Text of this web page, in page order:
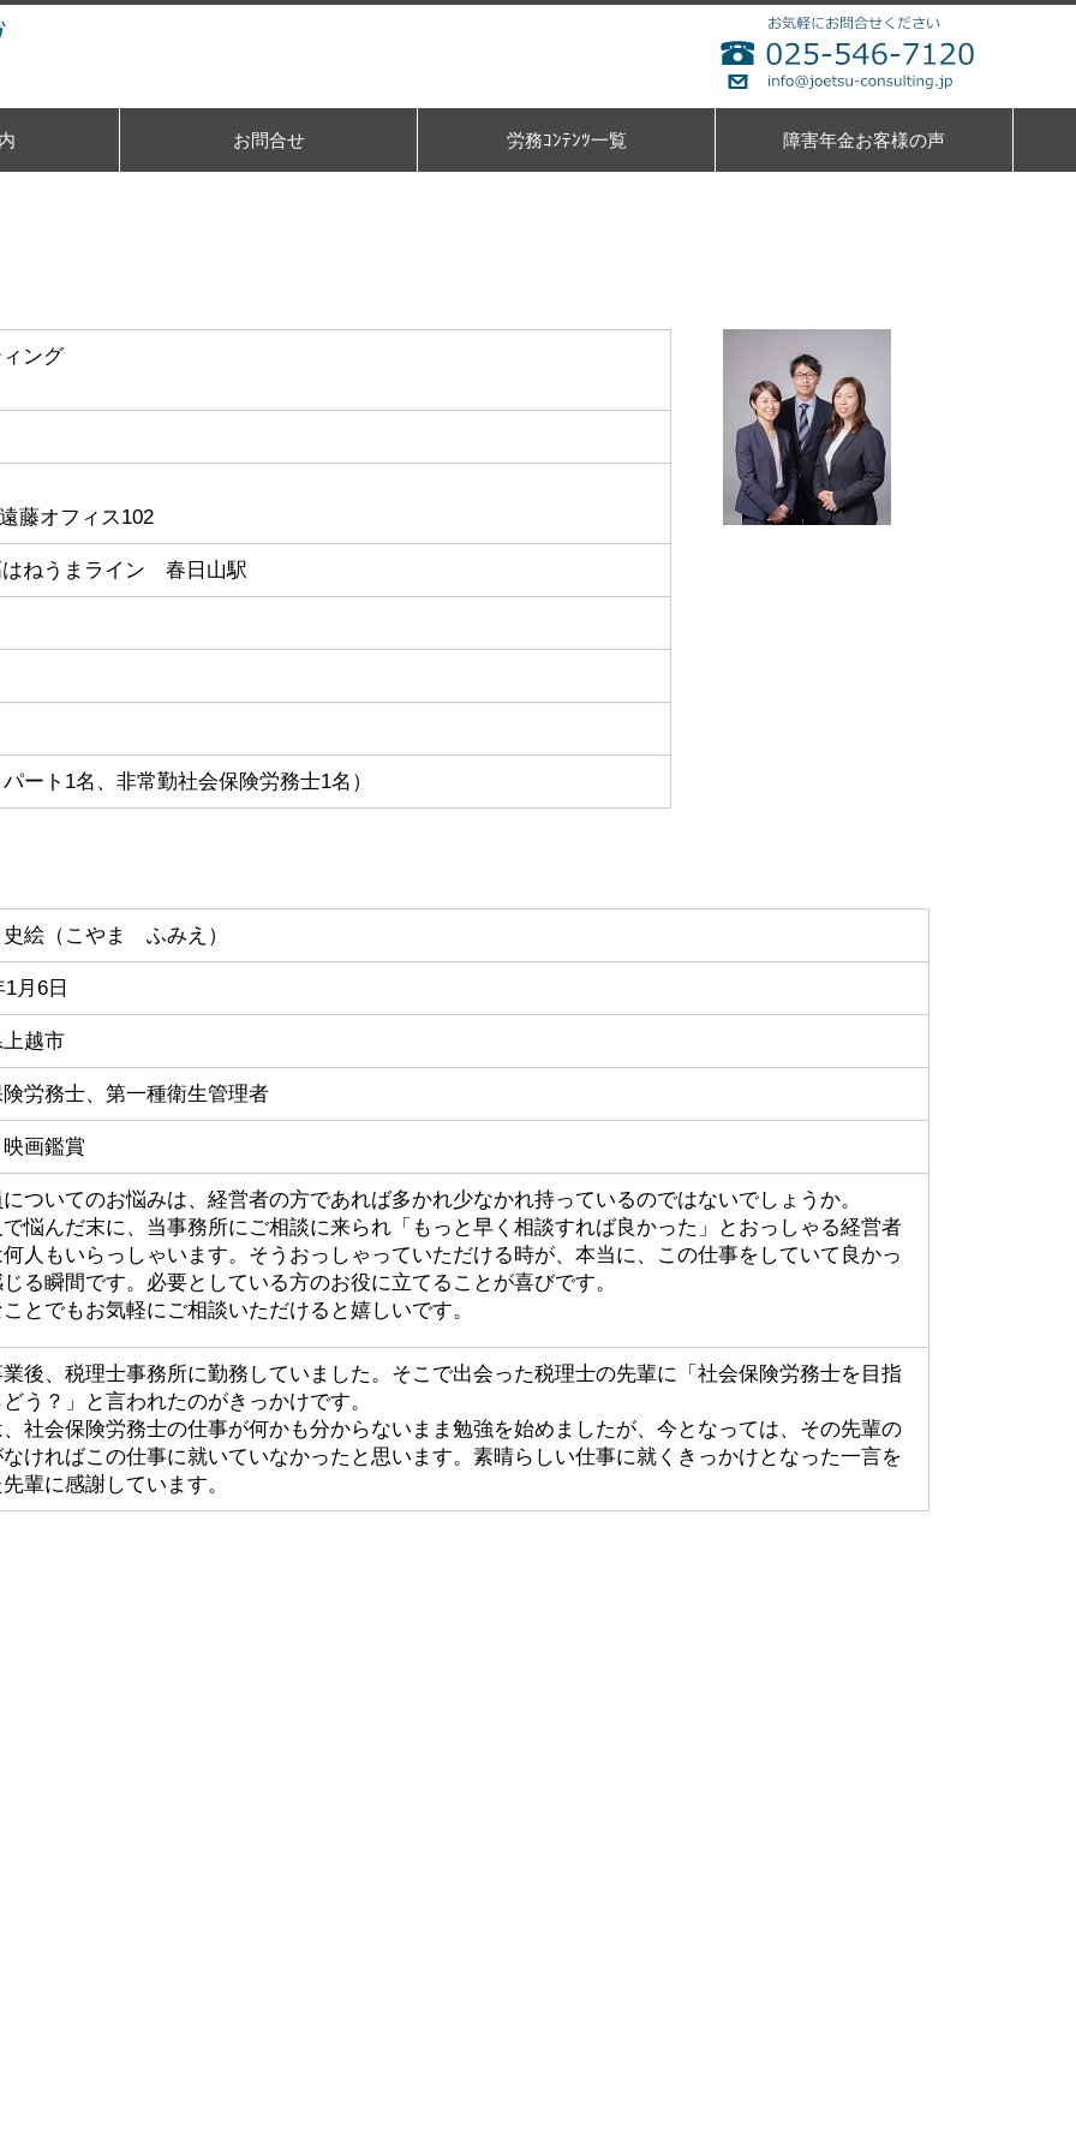
お問合せ 労務ｺﾝﾃﾝﾂ一覧 障害年金お客様の声
ング
藤オフィス102
ねうまライン 春日山駅
ート1名、非常勤社会保険労務士1名）
絵（こやま ふみえ）
月6日
越市
労務士、第一種衛生管理者
画鑑賞
ついてのお悩みは、経営者の方であれば多かれ少なかれ持っているのではないでしょうか。
悩んだ末に、当事務所にご相談に来られ「もっと早く相談すれば良かった」とおっしゃる経営者
人もいらっしゃいます。そうおっしゃっていただける時が、本当に、この仕事をしていて良かっ
る瞬間です。必要としている方のお役に立てることが喜びです。
とでもお気軽にご相談いただけると嬉しいです。
後、税理士事務所に勤務していました。そこで出会った税理士の先輩に「社会保険労務士を目指
う？」と言われたのがきっかけです。
社会保険労務士の仕事が何かも分からないまま勉強を始めましたが、今となっては、その先輩の
ければこの仕事に就いていなかったと思います。素晴らしい仕事に就くきっかけとなった一言を
輩に感謝しています。